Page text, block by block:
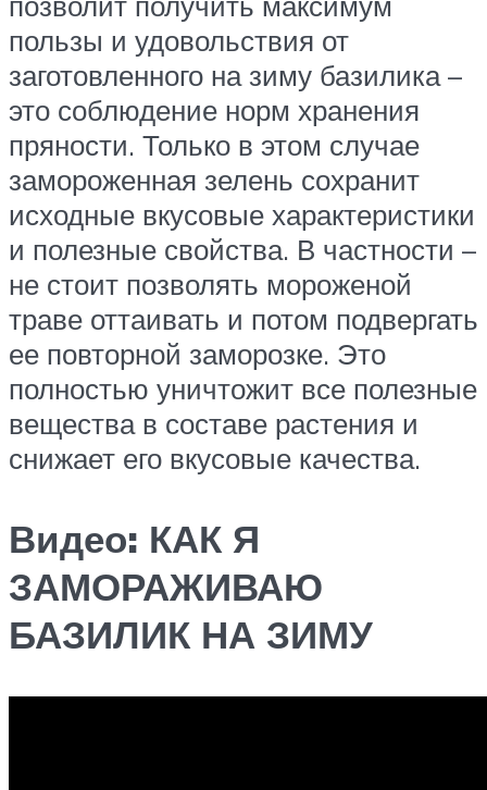
пользы и удовольствия от
заготовленного на зиму базилика –
это соблюдение норм хранения
пряности. Только в этом случае
замороженная зелень сохранит
исходные вкусовые характеристики
и полезные свойства. В частности –
не стоит позволять мороженой
траве оттаивать и потом подвергать
ее повторной заморозке. Это
полностью уничтожит все полезные
вещества в составе растения и
снижает его вкусовые качества.
Видео: КАК Я
ЗАМОРАЖИВАЮ
БАЗИЛИК НА ЗИМУ